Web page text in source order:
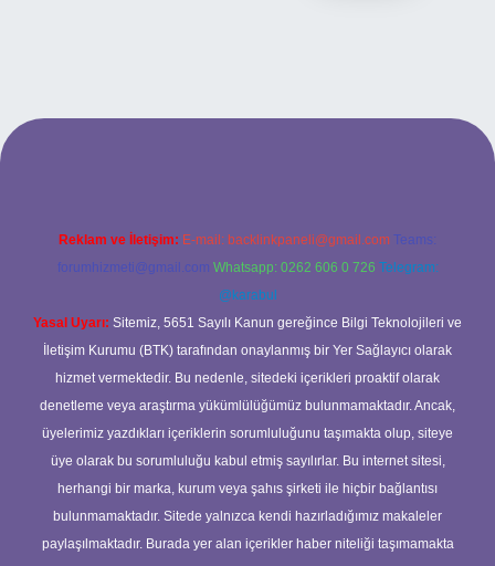
bahis
Reklam ve İletişim: E-mail: backlinkpaneli@gmail.com Teams:
forumhizmeti@gmail.com Whatsapp: 0262 606 0 726 Telegram:
@karabul
Yasal Uyarı: Sitemiz, 5651 Sayılı Kanun gereğince Bilgi Teknolojileri ve
İletişim Kurumu (BTK) tarafından onaylanmış bir Yer Sağlayıcı olarak
hizmet vermektedir. Bu nedenle, sitedeki içerikleri proaktif olarak
denetleme veya araştırma yükümlülüğümüz bulunmamaktadır. Ancak,
üyelerimiz yazdıkları içeriklerin sorumluluğunu taşımakta olup, siteye
üye olarak bu sorumluluğu kabul etmiş sayılırlar. Bu internet sitesi,
herhangi bir marka, kurum veya şahıs şirketi ile hiçbir bağlantısı
bulunmamaktadır. Sitede yalnızca kendi hazırladığımız makaleler
paylaşılmaktadır. Burada yer alan içerikler haber niteliği taşımamakta